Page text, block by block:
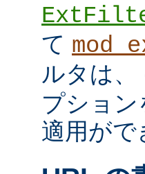
て
ルタは、
プショ
適用がで